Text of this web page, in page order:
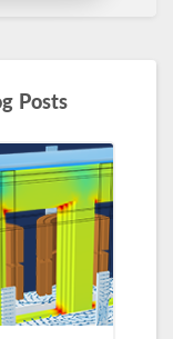
Posts